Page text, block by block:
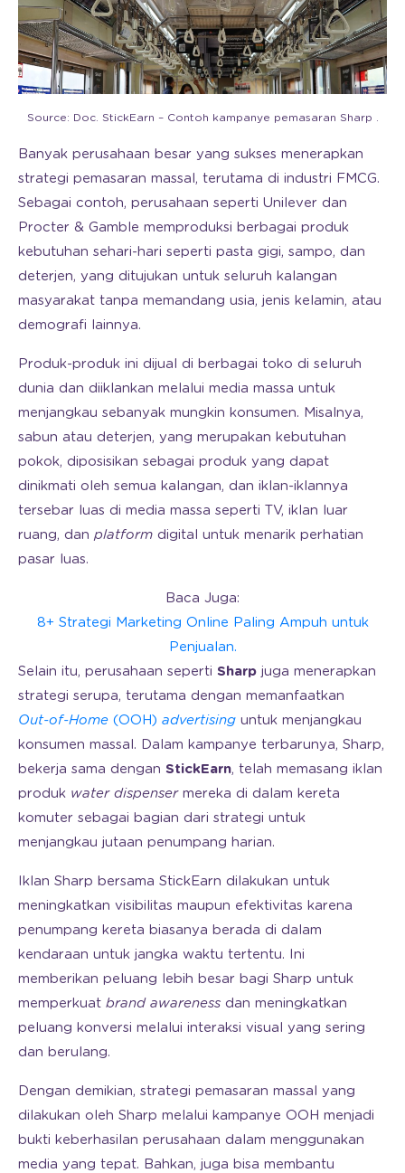
Source: Doc. StickEarn – Contoh kampanye pemasaran Sharp .
Banyak perusahaan besar yang sukses menerapkan
strategi pemasaran massal, terutama di industri FMCG.
Sebagai contoh, perusahaan seperti Unilever dan
Procter & Gamble memproduksi berbagai produk
kebutuhan sehari-hari seperti pasta gigi, sampo, dan
deterjen, yang ditujukan untuk seluruh kalangan
masyarakat tanpa memandang usia, jenis kelamin, atau
demografi lainnya.
Produk-produk ini dijual di berbagai toko di seluruh
dunia dan diiklankan melalui media massa untuk
menjangkau sebanyak mungkin konsumen. Misalnya,
sabun atau deterjen, yang merupakan kebutuhan
pokok, diposisikan sebagai produk yang dapat
dinikmati oleh semua kalangan, dan iklan-iklannya
tersebar luas di media massa seperti TV, iklan luar
ruang, dan platform digital untuk menarik perhatian
pasar luas.
Baca Juga:
8+ Strategi Marketing Online Paling Ampuh untuk
Penjualan.
Selain itu, perusahaan seperti Sharp juga menerapkan
strategi serupa, terutama dengan memanfaatkan
Out-of-Home (OOH) advertising untuk menjangkau
konsumen massal. Dalam kampanye terbarunya, Sharp,
bekerja sama dengan StickEarn, telah memasang iklan
produk water dispensermereka di dalam kereta
komuter sebagai bagian dari strategi untuk
menjangkau jutaan penumpang harian.
Iklan Sharp bersama StickEarn dilakukan untuk
meningkatkan visibilitas maupun efektivitas karena
penumpang kereta biasanya berada di dalam
kendaraan untuk jangka waktu tertentu. Ini
memberikan peluang lebih besar bagi Sharp untuk
memperkuat brand awareness dan meningkatkan
peluang konversi melalui interaksi visual yang sering
dan berulang.
Dengan demikian, strategi pemasaran massal yang
dilakukan oleh Sharp melalui kampanye OOH menjadi
bukti keberhasilan perusahaan dalam menggunakan
media yang tepat. Bahkan, juga bisa membantu